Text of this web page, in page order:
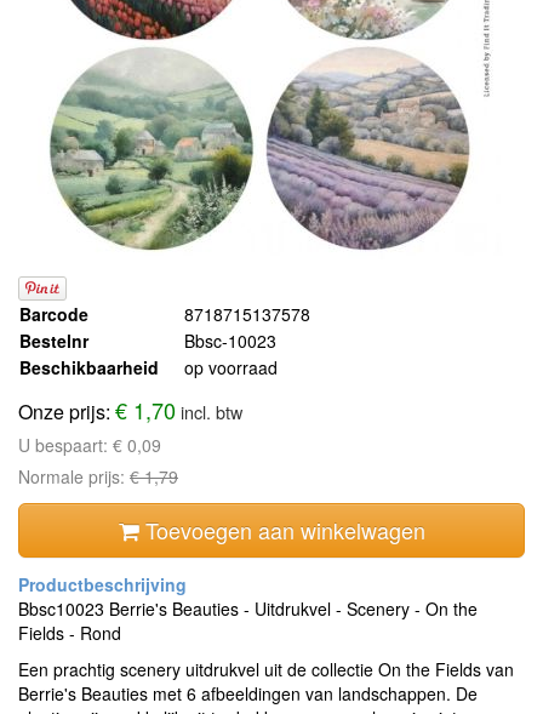
Barcode
8718715137578
Bestelnr
Bbsc-10023
Beschikbaarheid
op voorraad
Onze prijs: € 1,70incl. btw
U bespaart: € 0,09
Normale prijs: € 1,79
Toevoegen aan winkelwagen
Bbsc10023 Berrie's Beauties - Uitdrukvel - Scenery - On the
Fields - Rond
Een prachtig scenery uitdrukvel uit de collectie On the Fields van
Berrie's Beauties met 6 afbeeldingen van landschappen. De